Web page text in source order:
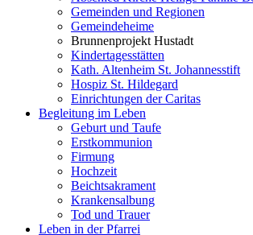
Gemeinden und Regionen
Gemeindeheime
Brunnenprojekt Hustadt
Kindertagesstätten
Kath. Altenheim St. Johannesstift
Hospiz St. Hildegard
Einrichtungen der Caritas
Begleitung im Leben
Geburt und Taufe
Erstkommunion
Firmung
Hochzeit
Beichtsakrament
Krankensalbung
Tod und Trauer
Leben in der Pfarrei